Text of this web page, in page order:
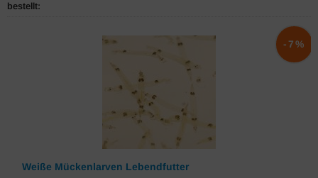
bestellt:
Weiße Mückenlarven Lebendfutter
-7%